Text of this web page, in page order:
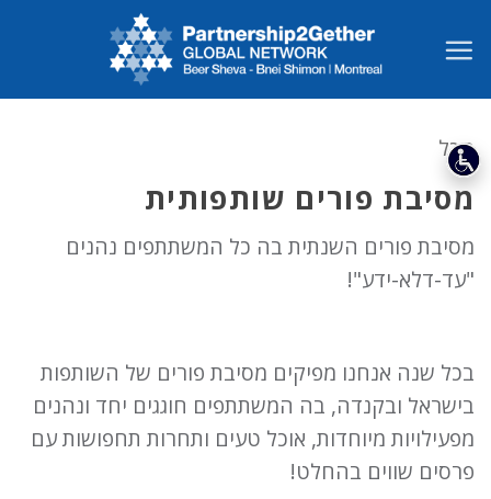
to
הכל
מסיבת פורים שותפותית
מסיבת פורים השנתית בה כל המשתתפים נהנים
"עד-דלא-ידע"!
בכל שנה אנחנו מפיקים מסיבת פורים של השותפות
בישראל ובקנדה, בה המשתתפים חוגגים יחד ונהנים
מפעילויות מיוחדות, אוכל טעים ותחרות תחפושות עם
פרסים שווים בהחלט!